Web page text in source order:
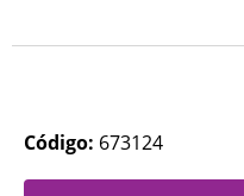
Código: 673124